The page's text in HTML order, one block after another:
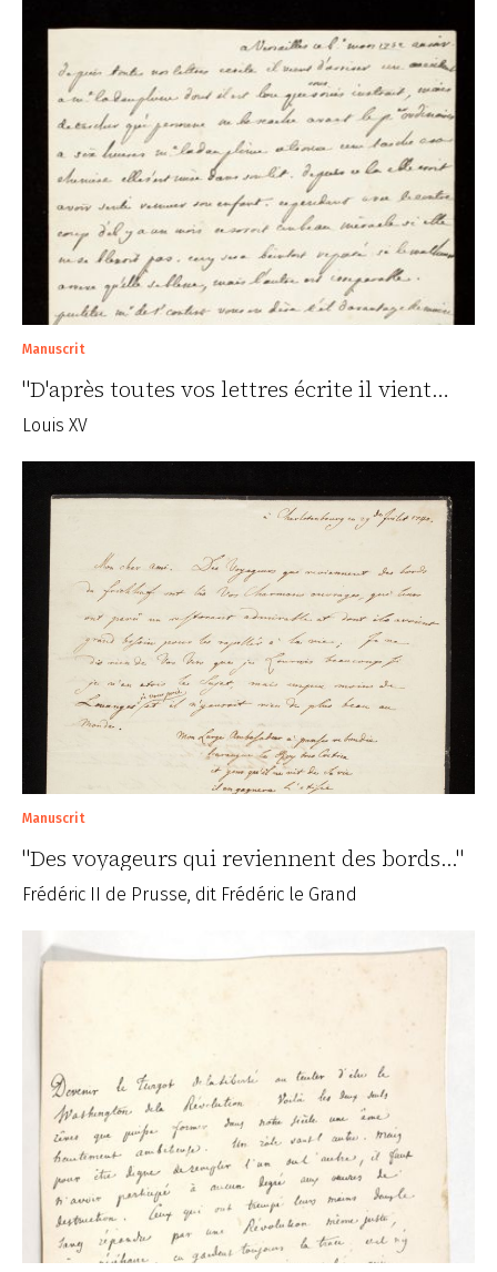
Manuscrit
"D'après toutes vos lettres écrite il vient…
Louis XV
Manuscrit
"Des voyageurs qui reviennent des bords..."
Frédéric II de Prusse, dit Frédéric le Grand